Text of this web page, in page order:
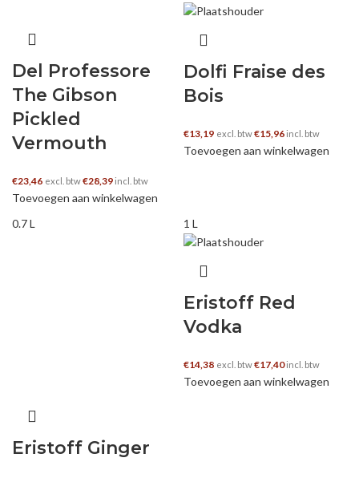
Del Professore
The Gibson
Pickled
Vermouth
€23,46 excl. btw€28,39 incl. btw
Toevoegen aan winkelwagen
Dolfi Fraise des
Bois
€13,19 excl. btw€15,96 incl. btw
Toevoegen aan winkelwagen
0.7 L
Eristoff Ginger
1 L
Eristoff Red
Vodka
€14,38 excl. btw€17,40incl. btw
Toevoegen aan winkelwagen